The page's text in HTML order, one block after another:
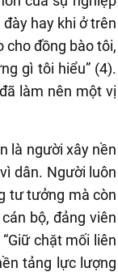
hay khi ở trên
cho đồng bào tôi,
gì tôi hiểu” (4).
làm nên một vị
là người xây nền
dân. Người luôn
tư tưởng mà còn
bộ, đảng viên
chặt mối liên
tảng lực lượng